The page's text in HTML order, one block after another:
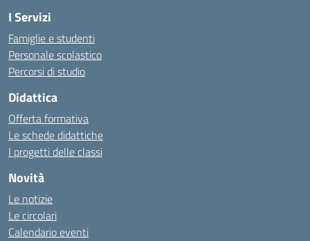
I Servizi
Famiglie e studenti
Personale scolastico
Percorsi di studio
Didattica
Offerta formativa
Le schede didattiche
I progetti delle classi
Novità
Le notizie
Le circolari
Calendario eventi